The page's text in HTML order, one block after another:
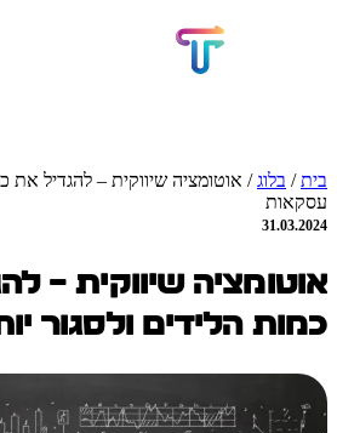
בית/ בלוג/ אוטומציה שיווקית – להגדיל את
עסקאות
31.03.2024
אוטומציה שיווקית –
כמות הלידים ולסגור